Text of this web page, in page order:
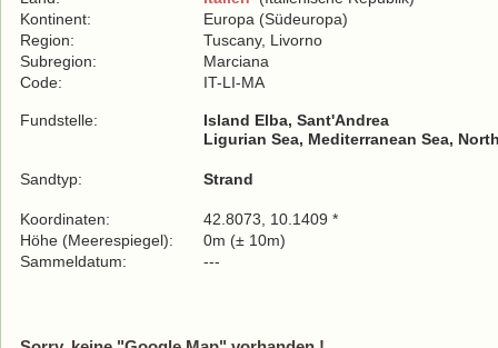
Kontinent:
Europa (Südeuropa)
Region:
Tuscany, Livorno
Subregion:
Marciana
Code:
IT-LI-MA
Fundstelle:
Island Elba, Sant'Andrea
Ligurian Sea, Mediterranean Sea,
Sandtyp: Strand
Koordinaten:
42.8073, 10.1409 *
Höhe (Meerespiegel):
0m (± 10m)
Sammeldatum:
---